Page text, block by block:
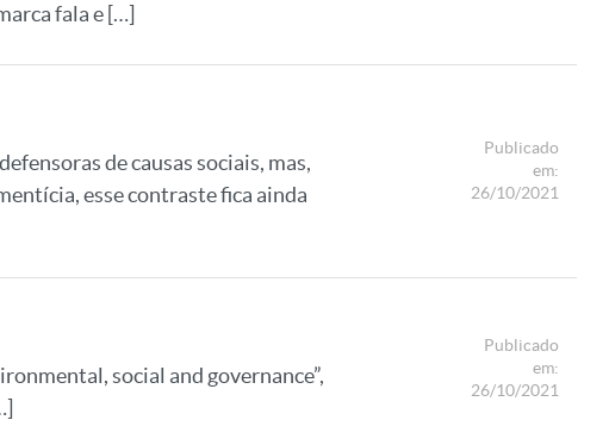
fala e […]
de causas sociais, mas,
esse contraste fica ainda
Publicado
em:
26/10/2021
social and governance”,
Publicado
em:
26/10/2021